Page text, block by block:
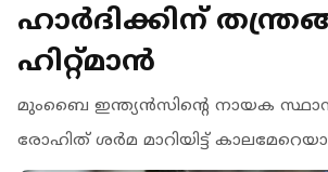
ഹാർദിക്കിന്
ഹിറ്റ്മാൻ
മുംബൈ ഇന്ത്യന്‍സിന്റെ നായക
രോഹിത് ശർമ മാറിയിട്ട്